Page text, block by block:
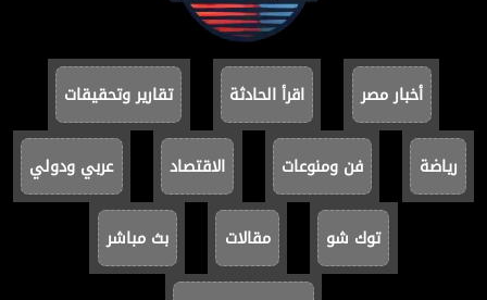
أخبار مصر اقرأ الحادثة تقارير وتحقيقات
رياضة فن ومنوعات الاقتصاد عربي ودولي
توك شو مقالات بث مباشر